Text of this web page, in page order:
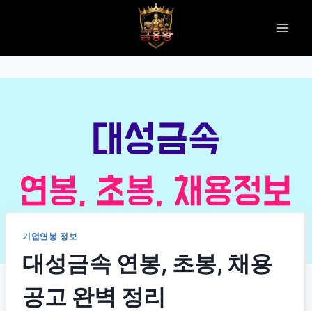
기업연봉 정보
대성금속 연봉, 초봉, 채용
공고 완벽 정리